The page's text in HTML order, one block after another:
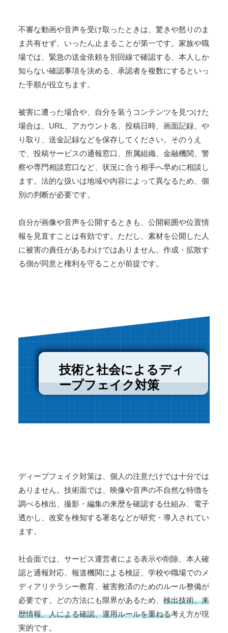
不審な動画や音声を受け取ったときは、驚きや怒りのま
ま共有せず、いったん止まることが第一です。家族や職
場では、緊急の送金依頼を別回線で確認する、本人しか
知らない確認事項を決める、承認者を複数にするといっ
た手順が役立ちます。
被害に遭った場合や、自分を装うコンテンツを見つけた
場合は、URL、アカウント名、投稿日時、画面記録、や
り取り、送金記録などを保存してください。そのうえ
で、投稿サービスの通報窓口、所属組織、金融機関、警
察や専門相談窓口など、状況に合う相手へ早めに相談し
ます。法的な扱いは地域や内容によって異なるため、個
別の判断が必要です。
自分が画像や音声を公開するときも、公開範囲や位置情
報を見直すことは有効です。ただし、素材を公開した人
に被害の責任があるわけではありません。作成・拡散す
る側が同意と権利を守ることが前提です。
技術と社会によるディ
ープフェイク対策
ディープフェイク対策は、個人の注意だけでは十分では
ありません。技術面では、映像や音声の不自然な特徴を
調べる検出、撮影・編集の来歴を確認する仕組み、電子
透かし、改変を検知する署名などが研究・導入されてい
ます。
社会面では、サービス運営者による表示や削除、本人確
認と通報対応、報道機関による検証、学校や職場でのメ
ディアリテラシー教育、被害救済のためのルール整備が
必要です。どの方法にも限界があるため、 検出技術、来
歴情報、人による確認、運用ルールを重ねる考え方が現
実的です。